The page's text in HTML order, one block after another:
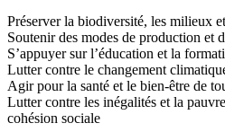
Préserver la biodiversité, les milieux
Soutenir des modes de production et
S’appuyer sur l’éducation et la
Lutter contre le changement
Agir pour la santé et le bien-être de
Lutter contre les inégalités et la
cohésion sociale